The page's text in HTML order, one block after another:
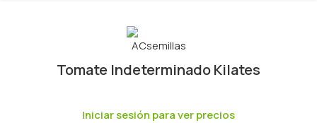
Tomate Indeterminado Kilates
Iniciar sesión para ver precios